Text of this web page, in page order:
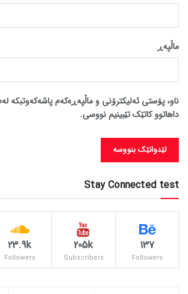
ماڵپه‌ڕ
ناو، پۆستی ئەلیکترۆنی و ماڵپەڕەکەم پاشەکەوتبکە
داهاتوو کاتێک تێبینیم نووسی.
Stay Connected test
137
Followers
205k
Subscribers
23.9k
Followers